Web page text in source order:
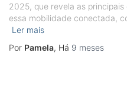
2025, que revela as
essa mobilidade conectada,
Ler mais
Por Pamela, Há 9 meses